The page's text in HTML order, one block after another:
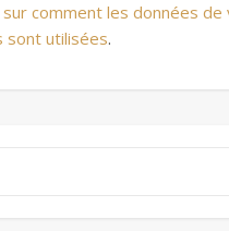
sur comment les données de
sont utilisées.